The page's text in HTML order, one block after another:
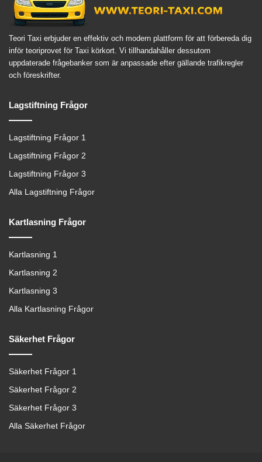
Teori Taxi erbjuder en effektiv och modern plattform för att förbereda dig
inför teoriprovet för Taxi körkort. Vi tillhandahåller dessutom
uppdaterade frågebanker som är anpassade efter gällande trafikregler
och föreskrifter.
Lagstiftning Frågor
Lagstiftning Frågor 1
Lagstiftning Frågor 2
Lagstiftning Frågor 3
Alla Lagstiftning Frågor
Kartlasning Frågor
Kartlasning 1
Kartlasning 2
Kartlasning 3
Alla Kartlasning Frågor
Säkerhet Frågor
Säkerhet Frågor 1
Säkerhet Frågor 2
Säkerhet Frågor 3
Alla Säkerhet Frågor